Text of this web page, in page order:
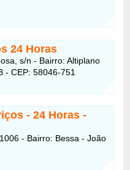
24 Horas
s/n - Bairro: Altiplano
- CEP: 58046-751
- 24 Horas-
- Bairro: Bessa - João